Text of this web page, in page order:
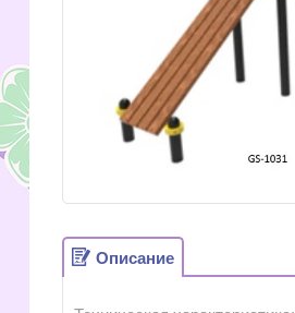
Описание